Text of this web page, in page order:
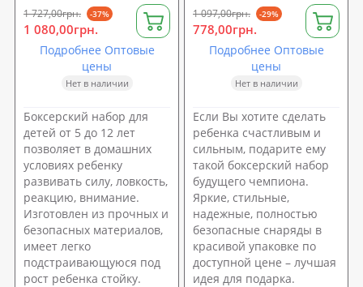
1 727,00грн. -37%
1 080,00грн.
Подробнее Оптовые
цены
Нет в наличии
Боксерский набор для
детей от 5 до 12 лет
позволяет в домашних
условиях ребенку
развивать силу, ловкость,
реакцию, внимание.
Изготовлен из прочных и
безопасных материалов,
имеет легко
подстраивающуюся под
рост ребенка стойку.
1 097,00грн. -29%
778,00грн.
Подробнее Оптовые
цены
Нет в наличии
Если Вы хотите сделать
ребенка счастливым и
сильным, подарите ему
такой боксерский набор
будущего чемпиона.
Яркие, стильные,
надежные, полностью
безопасные снаряды в
красивой упаковке по
доступной цене – лучшая
идея для подарка.